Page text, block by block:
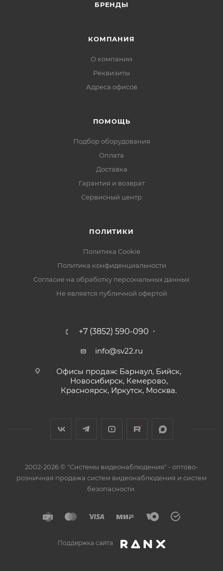
БРЕНДЫ
КОМПАНИЯ
О компании
Реквизиты
Адреса офисов
ПОМОЩЬ
Подбор оборудования
Оплата
Доставка
Гарантия и возврат
Сервисный центр
ПОЛИТИКИ
Политика Cookie
Политика конфиденциальности
Согласие на обработку персональных данных
Не является публичной офертой
+7 (3852) 590-090
info@sv22.ru
Офисы продаж: Барнаул, Бийск,
Новосибирск, Кемерово,
Красноярск, Иркутск, Москва.
2002-2026 © "Системы видеонаблюдения" - оптово-
розничная продажа систем видеонаблюдения и систем
безопасности.
Поддержка сайта